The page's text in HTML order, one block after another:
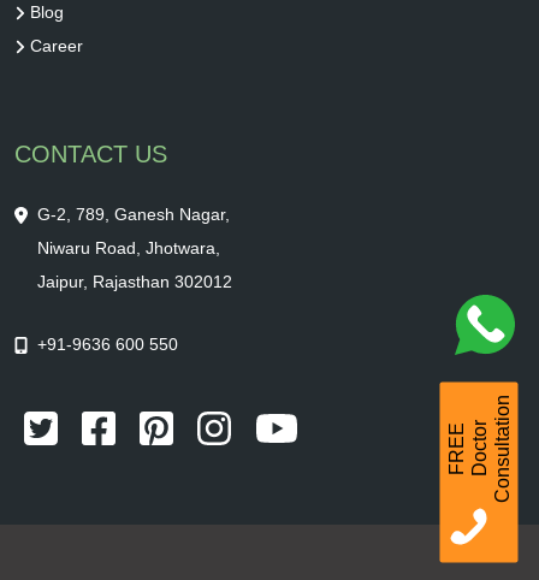
Blog
Career
CONTACT US
G-2, 789, Ganesh Nagar,
Niwaru Road, Jhotwara,
Jaipur, Rajasthan 302012
+91-9636 600 550
F
R
E
E
D
o
c
t
orConsultation